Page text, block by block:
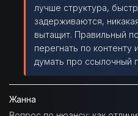
лучше структура,
задерживаются,
вытащит. Правильный
перегнать по контенту
думать про ссылочный
Жанна